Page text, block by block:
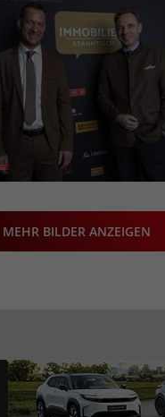
MEHR BILDER ANZEIGEN